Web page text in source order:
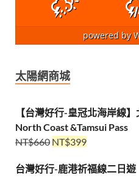
powered by
太陽網商城
【台灣好行-皇冠北海岸線
North Coast &Tamsui Pass
NT$660 NT$399
台灣好行-鹿港祈福線二日遊